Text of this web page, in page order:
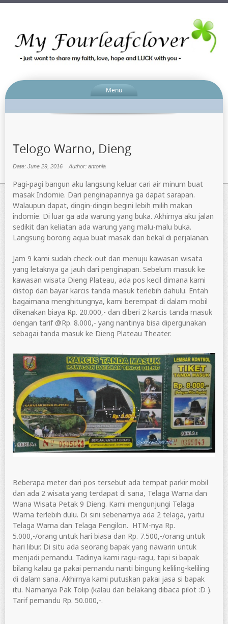
Menu
Telogo Warno, Dieng
Date: June 29, 2016 Author: antonia
Pagi-pagi bangun aku langsung keluar cari air minum buat
masak Indomie. Dari penginapannya ga dapat sarapan.
Walaupun dapat, dingin-dingin begini lebih milih makan
indomie. Di luar ga ada warung yang buka. Akhirnya aku jalan
sedikit dan keliatan ada warung yang malu-malu buka.
Langsung borong aqua buat masak dan bekal di perjalanan.
Jam 9 kami sudah check-out dan menuju kawasan wisata
yang letaknya ga jauh dari penginapan. Sebelum masuk ke
kawasan wisata Dieng Plateau, ada pos kecil dimana kami
distop dan bayar karcis tanda masuk terlebih dahulu. Entah
bagaimana menghitungnya, kami berempat di dalam mobil
dikenakan biaya Rp. 20.000,- dan diberi 2 karcis tanda masuk
dengan tarif @Rp. 8.000,- yang nantinya bisa dipergunakan
sebagai tanda masuk ke Dieng Plateau Theater.
Beberapa meter dari pos tersebut ada tempat parkir mobil
dan ada 2 wisata yang terdapat di sana, Telaga Warna dan
Wana Wisata Petak 9 Dieng. Kami mengunjungi Telaga
Warna terlebih dulu. Di sini sebenarnya ada 2 telaga, yaitu
Telaga Warna dan Telaga Pengilon. HTM-nya Rp.
5.000,-/orang untuk hari biasa dan Rp. 7.500,-/orang untuk
hari libur. Di situ ada seorang bapak yang nawarin untuk
menjadi pemandu. Tadinya kami ragu-ragu, tapi si bapak
bilang kalau ga pakai pemandu nanti bingung keliling-keliling
di dalam sana. Akhirnya kami putuskan pakai jasa si bapak
itu. Namanya Pak Tolip (kalau dari belakang dibaca pilot :D ).
Tarif pemandu Rp. 50.000,-.